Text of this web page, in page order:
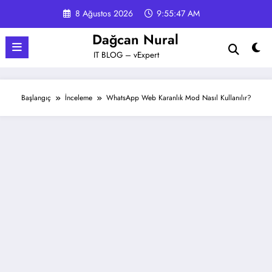
8 Ağustos 2026 9:55:47 AM
Dağcan Nural
IT BLOG – vExpert
Başlangıç İnceleme WhatsApp Web Karanlık Mod Nasıl Kullanılır?